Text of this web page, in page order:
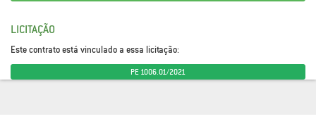
LICITAÇÃO
Este contrato está vinculado a essa licitação:
PE 1006.01/2021